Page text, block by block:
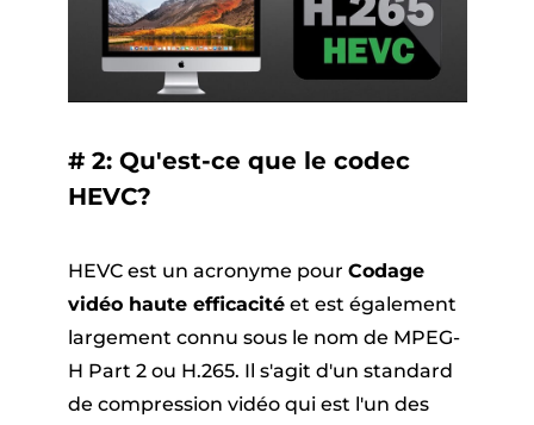
# 2: Qu'est-ce que le codec
HEVC?
HEVC est un acronyme pour Codage
vidéo haute efficacitéet est également
largement connu sous le nom de MPEG-
H Part 2 ou H.265. Il s'agit d'un standard
de compression vidéo qui est l'un des